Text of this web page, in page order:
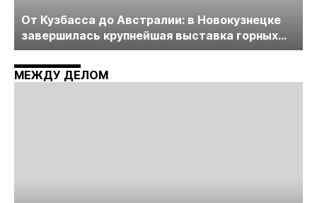
От Кузбасса до Австралии: в Новокузнецке
завершилась крупнейшая выставка горных
технологий «Недра России. Уголь России и
Майнинг»
МЕЖДУ ДЕЛОМ